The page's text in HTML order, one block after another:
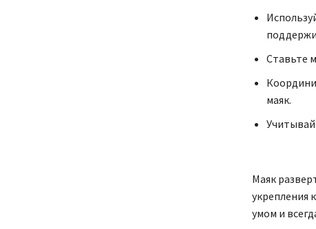
Ставьте
маяк.
Маяк
укрепления
умом и